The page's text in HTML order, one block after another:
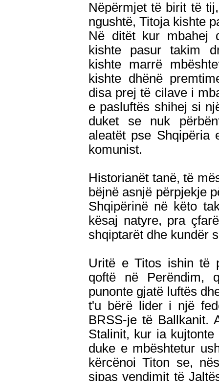
Nëpërmjet të birit të
ngushtë, Titoja kishte
Në ditët kur mbahej
kishte pasur takim
kishte marrë
kishte dhënë
disa prej të cilave i
e pasluftës shihej si
duket se nuk
aleatët pse Shqipëria
komunist.
Historianët tanë, të
bëjnë asnjë përpjekje
Shqipërinë në këto
kësaj natyre, pra
shqiptarët dhe kundër
Uritë e Titos ishin të
qoftë në Perëndim,
punonte gjatë luftës
t'u bërë lider i një
BRSS-je të Ballkanit.
Stalinit, kur ia
duke e mbështetur
kërcënoi Titon se,
sipas vendimit të